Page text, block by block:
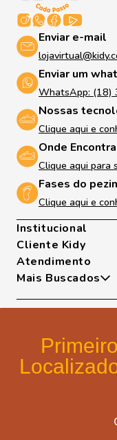
Enviar e-mail
Enviar um
WhatsApp: (18)
Nossas
Clique aqui e
Onde
Clique aqui para
Fases do
Clique aqui e
Institucional
Quem somos
Nossas Tecnologias
Fases Dos Pezinhos
Dúvidas Frequentes
Trocas e Devoluções
Portal de Privacidade
Formas de Pagamento
Trabalhe Conosco
Post Fácil - Criador
Cliente Kidy
Minha Conta
Atendimento
Exceto Feriados
WhatsApp: (18)
Telefone: (18)
E-mail:
Mais Buscados
Tênis
Formas de
Certificados de